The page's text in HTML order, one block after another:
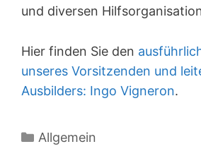
und diversen
Hier finden Sie den
unseres Vorsitzenden und
Ausbilders: Ingo Vigneron.
Kategorien
Allgemein